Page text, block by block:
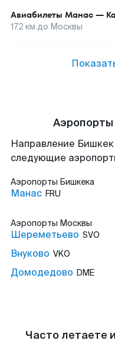
Авиабилеты Манас —
172 км до Москвы
Направление
следующие
Аэропорты Бишкека
Манас FRU
Аэропорты Москвы
Шереметьево SVO
Внуково VKO
Домодедово DME
Часто летаете